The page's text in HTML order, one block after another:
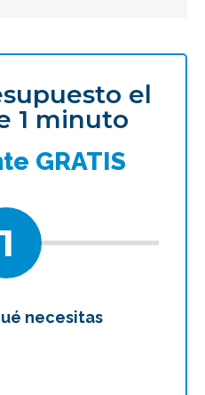
el
1 minuto
GRATIS
1
necesitas